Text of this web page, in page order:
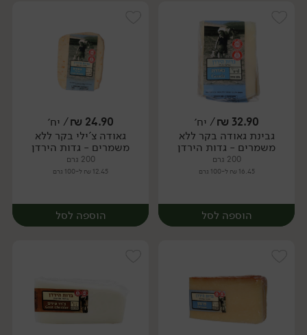
יח׳ יח׳
32.90
₪/ יח׳
גבינת גאודה בקר ללא
משמרים - גדות הירדן
200 גרם
16.45 ₪ ל-100 גרם
הוספה לסל
24.90
₪/ יח׳
גאודה צ'ילי בקר ללא
משמרים - גדות הירדן
200 גרם
12.45 ₪ ל-100 גרם
הוספה לסל